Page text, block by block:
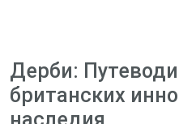
Дерби:
британских